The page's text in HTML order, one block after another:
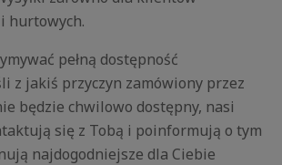
hurtowych.
pełną dostępność
z jakiś przyczyn zamówiony przez
będzie chwilowo dostępny, nasi
się z Tobą i poinformują o tym
najdogodniejsze dla Ciebie